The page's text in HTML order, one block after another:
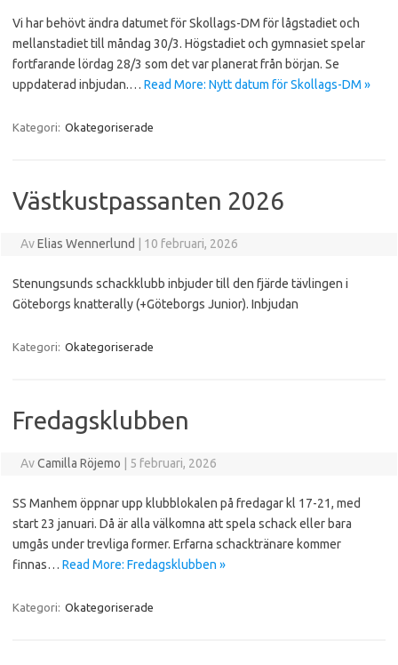
Vi har behövt ändra datumet för Skollags-DM för lågstadiet och
mellanstadiet till måndag 30/3. Högstadiet och gymnasiet spelar
fortfarande lördag 28/3 som det var planerat från början. Se
uppdaterad inbjudan.… Read More: Nytt datum för Skollags-DM »
Kategori: Okategoriserade
Västkustpassanten 2026
AvElias Wennerlund 10 februari, 2026
Stenungsunds schackklubb inbjuder till den fjärde tävlingen i
Göteborgs knatterally (+Göteborgs Junior). Inbjudan
Kategori: Okategoriserade
Fredagsklubben
AvCamilla Röjemo 5 februari, 2026
SS Manhem öppnar upp klubblokalen på fredagar kl 17-21, med
start 23 januari. Då är alla välkomna att spela schack eller bara
umgås under trevliga former. Erfarna schacktränare kommer
finnas… Read More: Fredagsklubben »
Kategori: Okategoriserade